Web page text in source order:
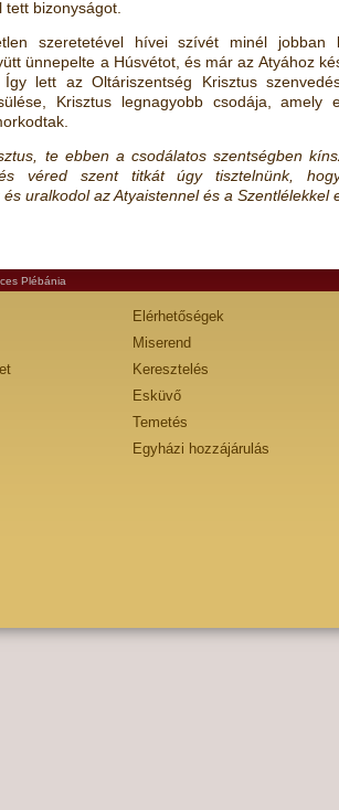
bizonyságot.
szeretetével hívei szívét minél
ünnepelte a Húsvétot, és már az Atyához
Így lett az Oltáriszentség Krisztus
Krisztus legnagyobb csodája, amely
te ebben a csodálatos szentségben
véred szent titkát úgy tisztelnünk, hogy
uralkodol az Atyaistennel és a
Plébánia
Elérhetőségek
Miserend
Keresztelés
Esküvő
Temetés
Egyházi hozzájárulás